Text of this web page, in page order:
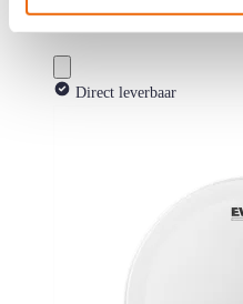
Evans 18" G1 Coated, B18G1
Direct leverbaar